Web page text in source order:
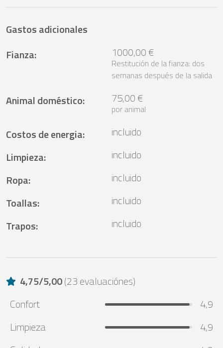
Gastos adicionales
Fianza: 1000,00 €
Restitución de la fianza: dos
semanas después de la salida
Animal doméstico: 75,00 €
por animal
Costos de energia:
incluido
Limpieza:
incluido
Ropa:
incluido
Toallas:
incluido
Trapos: incluido
4,75/5,00(23 evaluaciónes)
Confort
4,9
Limpieza
4,9